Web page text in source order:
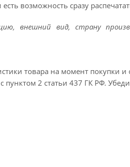
возможность сразу
внешний вид, страну
товара на момент покупки и
пунктом 2 статьи 437 ГК РФ.